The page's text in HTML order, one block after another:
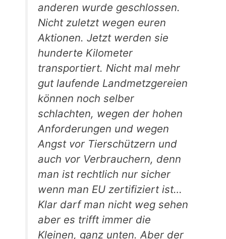
anderen wurde geschlossen.
Nicht zuletzt wegen euren
Aktionen. Jetzt werden sie
hunderte Kilometer
transportiert. Nicht mal mehr
gut laufende Landmetzgereien
können noch selber
schlachten, wegen der hohen
Anforderungen und wegen
Angst vor Tierschützern und
auch vor Verbrauchern, denn
man ist rechtlich nur sicher
wenn man EU zertifiziert ist…
Klar darf man nicht weg sehen
aber es trifft immer die
Kleinen, ganz unten. Aber der